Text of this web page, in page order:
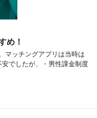
め！
マッチングアプリは当時は
でしたが、・男性課金制度